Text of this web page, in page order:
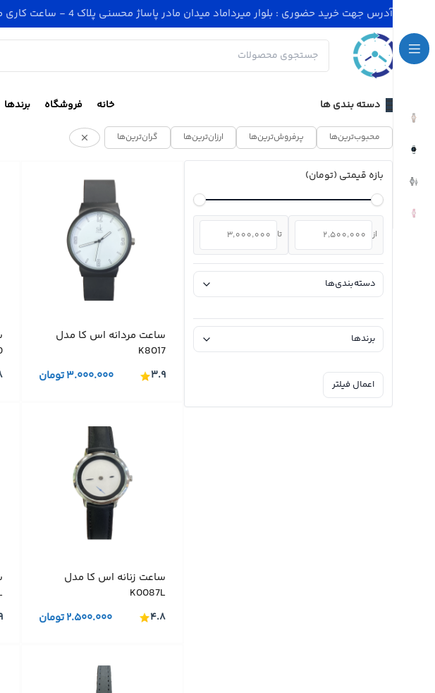
دسته بندی ها خانه فروشگاه برندها
محبوب‌ترین‌ها پرفروش‌ترین‌ها ارزان‌ترین‌ها گران‌ترین‌ها
بازه قیمتی (تومان)
از تا
دسته‌بندی‌ها
ساعت زنانه
ساعت بچگانه
برندها
BALMAIN
Calvin Klein (۲)
اعمال فیلتر
ساعت مردانه اس کا مدل
K8017
۳.۰۰۰.۰۰۰تومان ۳.۹
ساعت زنانه اس کا مدل
K0087L
۲.۵۰۰.۰۰۰تومان ۴.۸
آدرس جهت خرید حضوری : بلوار میرداماد میدان مادر پاساژ محسنی پلاک 4 - ساعت کاری مجموعه 11 صبح تا 8 غروب